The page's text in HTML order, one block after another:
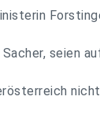
seien